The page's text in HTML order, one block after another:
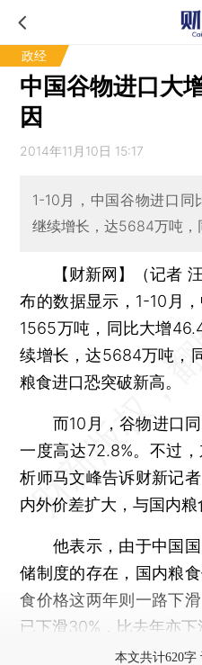
政经
中国谷物进口大
因
2014年11月10日 15:17
1-10月，中国谷物进口
继续增长，达5684万吨，
【财新网】（记者 汪
布的数据显示，1-10月
1565万吨，同比大增
续增长，达5684万吨，
粮食进口恐突破新高。
而10月，谷物进口同
一度高达72.8%。不过
析师马文峰告诉财新记
内外价差扩大，与国内粮
他表示，由于中国国
储制度的存在，国内粮
食价格这两年则一路下
已下滑30%，比去年亦下
本文共计620字